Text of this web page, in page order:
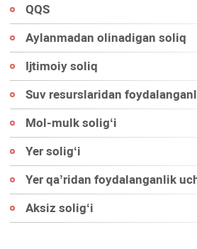
QQS
Aylanmadan olinadigan soliq
Ijtimoiy soliq
Suv resurslaridan
Mol-mulk soligʻi
Yer soligʻi
Yer qa’ridan foydalanganlik
Aksiz soligʻi